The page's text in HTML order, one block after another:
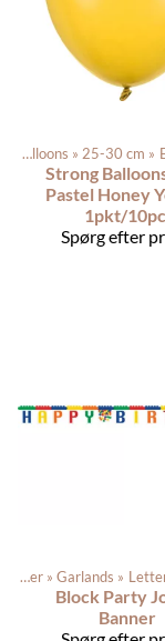
Latex balloons ‪» 25-30 cm ‪»
Strong
Pastel Honey
1pkt/10pc.
Spørg efter
Produkterne‪»
Festartikler ‪» Garlands ‪»
Block Party
Banner